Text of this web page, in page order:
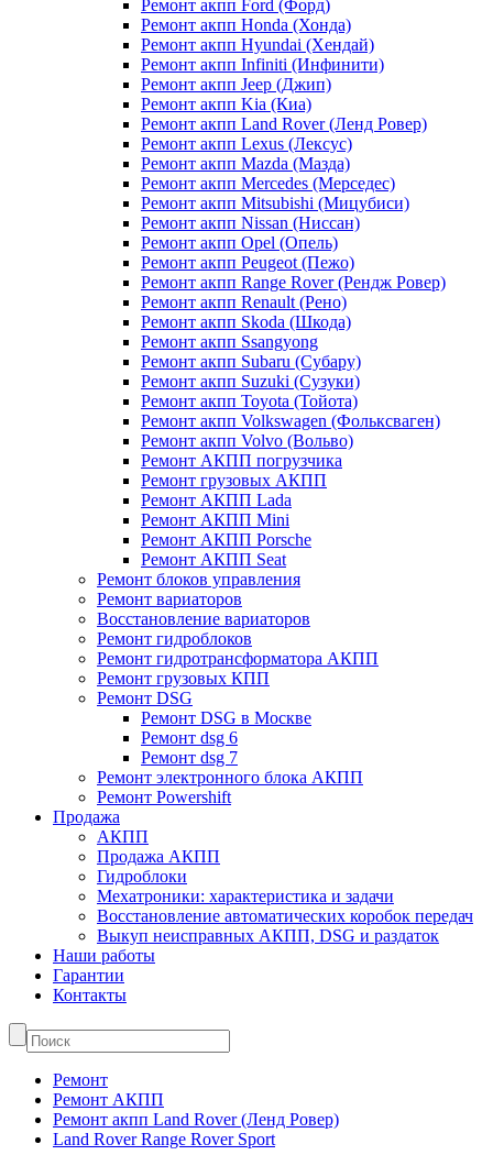
Ремонт акпп Ford (Форд)
Ремонт акпп Honda (Хонда)
Ремонт акпп Hyundai (Хендай)
Ремонт акпп Infiniti (Инфинити)
Ремонт акпп Jeep (Джип)
Ремонт акпп Kia (Киа)
Ремонт акпп Land Rover (Ленд Ровер)
Ремонт акпп Lexus (Лексус)
Ремонт акпп Mazda (Мазда)
Ремонт акпп Mercedes (Мерседес)
Ремонт акпп Mitsubishi (Мицубиси)
Ремонт акпп Nissan (Ниссан)
Ремонт акпп Opel (Опель)
Ремонт акпп Peugeot (Пежо)
Ремонт акпп Range Rover (Рендж Ровер)
Ремонт акпп Renault (Рено)
Ремонт акпп Skoda (Шкода)
Ремонт акпп Ssangyong
Ремонт акпп Subaru (Cубару)
Ремонт акпп Suzuki (Сузуки)
Ремонт акпп Toyota (Тойота)
Ремонт акпп Volkswagen (Фольксваген)
Ремонт акпп Volvo (Вольво)
Ремонт АКПП погрузчика
Ремонт грузовых АКПП
Ремонт АКПП Lada
Ремонт АКПП Mini
Ремонт АКПП Porsche
Ремонт АКПП Seat
Ремонт блоков управления
Ремонт вариаторов
Восстановление вариаторов
Ремонт гидроблоков
Ремонт гидротрансформатора АКПП
Ремонт грузовых КПП
Ремонт DSG
Ремонт DSG в Москве
Ремонт dsg 6
Ремонт dsg 7
Ремонт электронного блока АКПП
Ремонт Powershift
Продажа
АКПП
Продажа АКПП
Гидроблоки
Мехатроники: характеристика и задачи
Восстановление автоматических коробок передач
Выкуп неисправных АКПП, DSG и раздаток
Наши работы
Гарантии
Контакты
Ремонт
Ремонт АКПП
Ремонт акпп Land Rover (Ленд Ровер)
Land Rover Range Rover Sport